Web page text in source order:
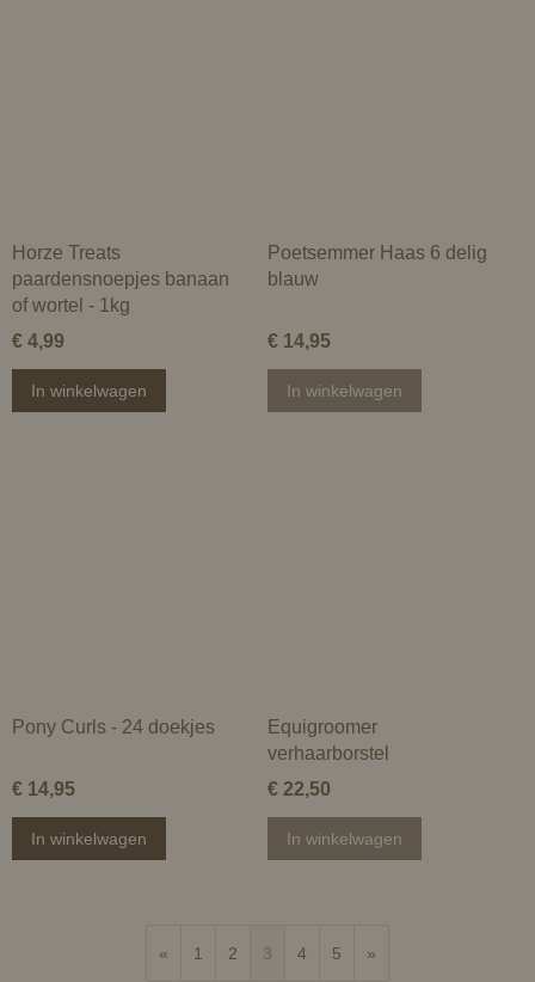
Horze Treats
paardensnoepjes banaan
of wortel - 1kg
€ 4,99
In winkelwagen
Poetsemmer Haas 6 delig
blauw
€ 14,95
In winkelwagen
Pony Curls - 24 doekjes
€ 14,95
In winkelwagen
Equigroomer
verhaarborstel
€ 22,50
In winkelwagen
« 1 2 3 4 5 »